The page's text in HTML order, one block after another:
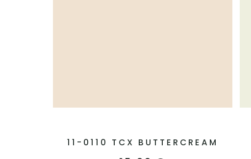
11-0110 TCX BUTTERCREAM